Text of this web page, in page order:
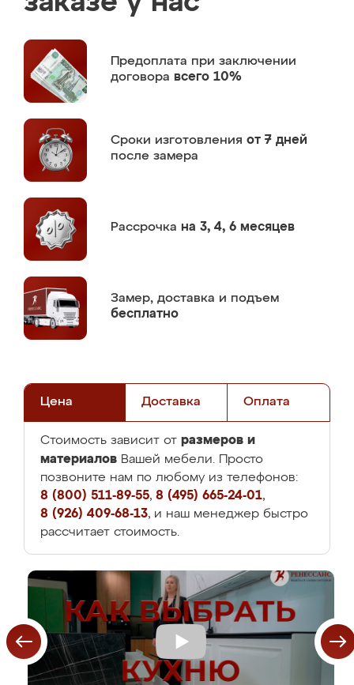
Предоплата при заключении
договора всего 10%
Сроки изготовления от 7 дней
после замера
Рассрочка на 3, 4, 6 месяцев
Замер, доставка и подъем
бесплатно
Цена Доставка Оплата
Стоимость зависит от размеров и
материалов Вашей мебели. Просто
позвоните нам по любому из телефонов:
8 (800) 511-89-55, 8 (495) 665-24-01,
8 (926) 409-68-13, и наш менеджер быстро
рассчитает стоимость.